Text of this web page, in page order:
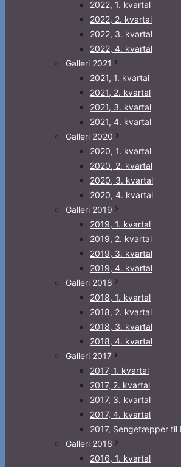
2022, 1. kvartal
2022, 2. kvartal
2022, 3. kvartal
2022, 4. kvartal
Galleri 2021
2021, 1. kvartal
2021, 2. kvartal
2021, 3. kvartal
2021, 4. kvartal
Galleri 2020
2020, 1. kvartal
2020, 2. kvartal
2020, 3. kvartal
2020, 4. kvartal
Galleri 2019
2019, 1. kvartal
2019, 2. kvartal
2019, 3. kvartal
2019, 4. kvartal
Galleri 2018
2018, 1. kvartal
2018, 2. kvartal
2018, 3. kvartal
2018, 4. kvartal
Galleri 2017
2017, 1. kvartal
2017, 2. kvartal
2017, 3. kvartal
2017, 4. kvartal
2017, Sengetæpper til
Galleri 2016
2016, 1. kvartal